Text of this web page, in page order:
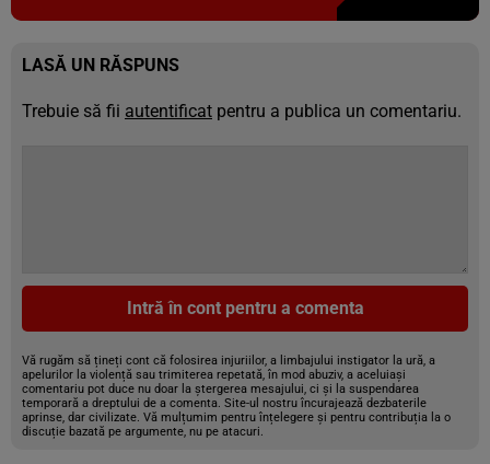
LASĂ UN RĂSPUNS
Trebuie să fii autentificat pentru a publica un comentariu.
Intră în cont pentru a comenta
Vă rugăm să țineți cont că folosirea injuriilor, a limbajului instigator la ură, a
apelurilor la violență sau trimiterea repetată, în mod abuziv, a aceluiași
comentariu pot duce nu doar la ștergerea mesajului, ci și la suspendarea
temporară a dreptului de a comenta. Site-ul nostru încurajează dezbaterile
aprinse, dar civilizate. Vă mulțumim pentru înțelegere și pentru contribuția la o
discuție bazată pe argumente, nu pe atacuri.